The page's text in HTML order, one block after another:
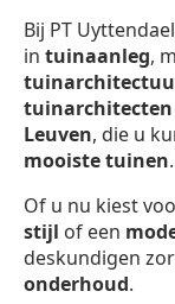
Bij PT
in tuinaanleg,
tuinarchitecten
Leuven, die u
mooiste tuinen.
Of u nu kiest
stijl of een
deskundigen
onderhoud.